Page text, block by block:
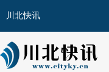
川北快讯